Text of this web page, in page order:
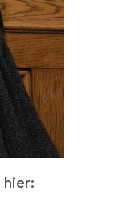
hier: